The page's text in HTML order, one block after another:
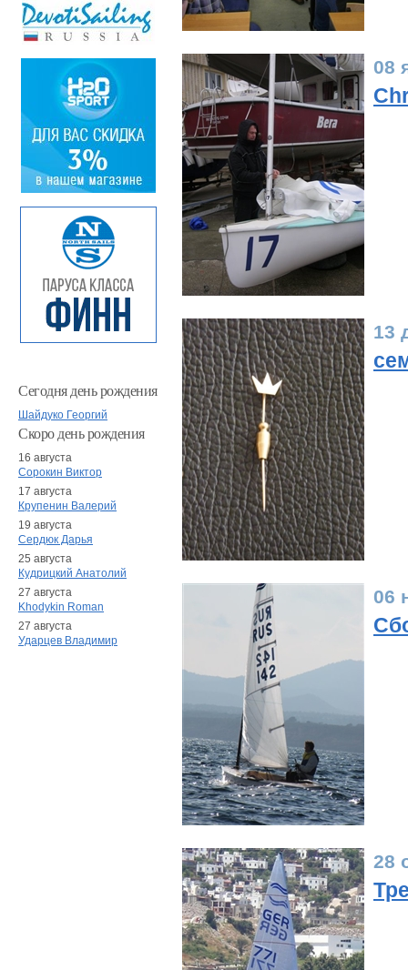
08
13
06
28
Сегодня день рождения
Шайдуко Георгий
Скоро день рождения
16 августа
Сорокин Виктор
17 августа
Крупенин Валерий
19 августа
Сердюк Дарья
25 августа
Кудрицкий Анатолий
27 августа
Khodykin Roman
27 августа
Ударцев Владимир